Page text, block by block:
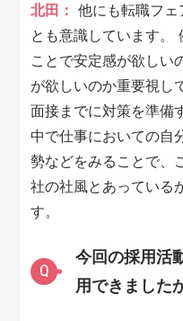
北田： 他にも転職フェ
とも意識しています。
ことで安定感が欲しい
が欲しいのか重要視し
面接までに対策を準備
中で仕事においての自
勢などをみることで、
社の社風とあっている
す。
Q
今回の採用活
用できました